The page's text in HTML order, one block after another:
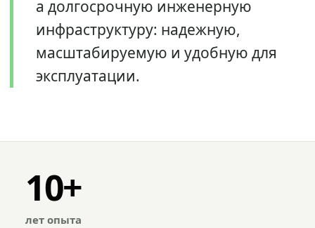
а долгосрочную инженерную
инфраструктуру: надежную,
масштабируемую и удобную для
эксплуатации.
10+
лет опыта